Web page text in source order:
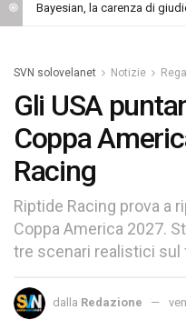
SVN solovelanet Notizie
Gli USA
Coppa
Racing
Riptide Racing prova a
Coppa America 2027.
tre scenari realistici sul
dalla Redazione